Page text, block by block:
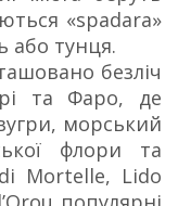
«spadara»
або тунця.
безліч
та Фаро, де
морський
флори та
Mortelle, Lido